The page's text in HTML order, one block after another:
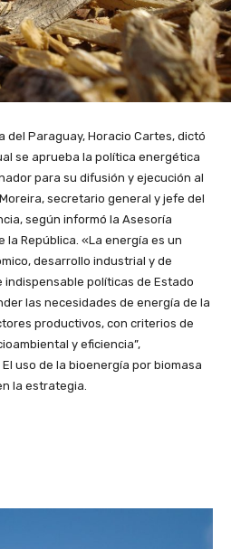
del Paraguay, Horacio Cartes, dictó
se aprueba la política energética
para su difusión y ejecución al
secretario general y jefe del
según informó la Asesoría
la República. «La energía es un
desarrollo industrial y de
indispensable políticas de Estado
las necesidades de energía de la
productivos, con criterios de
y eficiencia”,
uso de la bioenergía por biomasa
la estrategia.